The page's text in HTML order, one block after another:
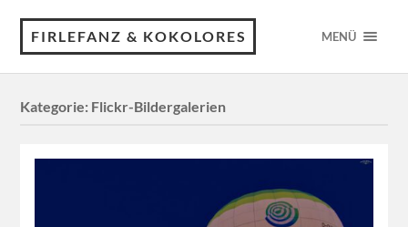
FIRLEFANZ & KOKOLORES MENÜ
Kategorie: Flickr-Bildergalerien